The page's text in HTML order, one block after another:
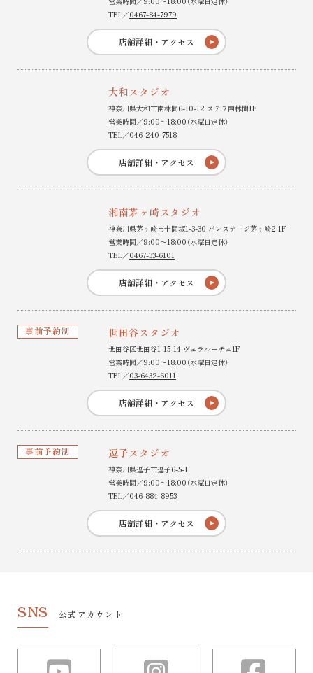
TEL／0467-84-7979
店舗詳細・アクセス
大和スタジオ
神奈川県大和市南林間6-10-12 ステラ南林間1F
営業時間／9:00〜18:00（水曜日定休）
TEL／046-240-7518
店舗詳細・アクセス
湘南茅ヶ崎スタジオ
神奈川県茅ヶ崎市十間坂1-3-30 パレステージ茅ヶ崎2 1F
営業時間／9:00〜18:00（水曜日定休）
TEL／0467-33-6101
店舗詳細・アクセス
事前予約制 世田谷スタジオ
世田谷区世田谷1-15-14 ヴェラルーチェ1F
営業時間／9:00〜18:00（水曜日定休）
TEL／03-6432-6011
店舗詳細・アクセス
事前予約制 逗子スタジオ
神奈川県逗子市逗子6-5-1
営業時間／9:00〜18:00（水曜日定休）
TEL／046-884-8953
店舗詳細・アクセス
SNS 公式アカウント